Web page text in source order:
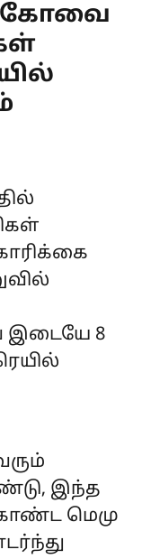
கோவை
இடையே 8
இந்த
மெமு